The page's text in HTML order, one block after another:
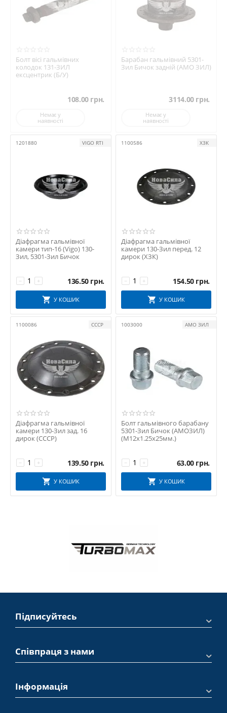
Болт вісі гальмівних
колодок 131-ЗИЛ
ексцентрик (Б/У)
108.00 грн.
Немає у
наявності
Барабан гальмівний 5301-
Зил Бичок задній (АМО ЗИЛ)
3114.00 грн.
Немає у
наявності
1201880 VIGO RTI
Діафрагма гальмівної
камери тип-16 (Vigo) 130-
Зил, 5301-Зил Бичок
+
− 136.50 грн.
У КОШИК
1100586 ХЗК
Діафрагма гальмівної
камери 130-Зил перед. 12
дирок (ХЗК)
+
− 154.50 грн.
У КОШИК
1100086 СССР
Діафрагма гальмівної
камери 130-Зил зад. 16
дирок (СССР)
+
− 139.50 грн.
У КОШИК
1003000 АМО ЗИЛ
Болт гальмівного барабану
5301-Зил Бичок (АМОЗИЛ)
(М12х1.25х25мм.)
+
− 63.00 грн.
У КОШИК
Підписуйтесь
Співпраця з нами
Інформація